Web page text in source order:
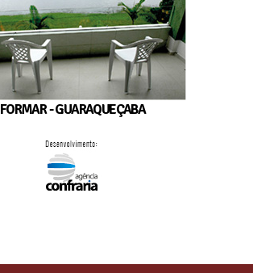
FORMAR - GUARAQUEÇABA